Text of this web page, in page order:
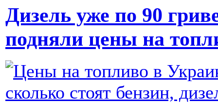
Дизель уже по 90
подняли цены на